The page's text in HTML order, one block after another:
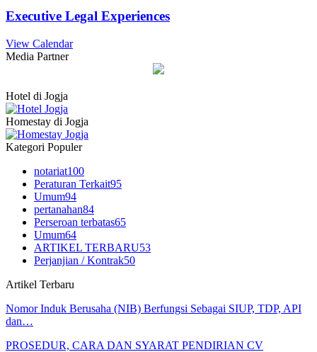
Executive Legal Experiences
View Calendar
Media Partner
Hotel di Jogja
Homestay di Jogja
Kategori Populer
notariat100
Peraturan Terkait95
Umum94
pertanahan84
Perseroan terbatas65
Umum64
ARTIKEL TERBARU53
Perjanjian / Kontrak50
Artikel Terbaru
Nomor Induk Berusaha (NIB) Berfungsi Sebagai SIUP, TDP, API
dan…
PROSEDUR, CARA DAN SYARAT PENDIRIAN CV